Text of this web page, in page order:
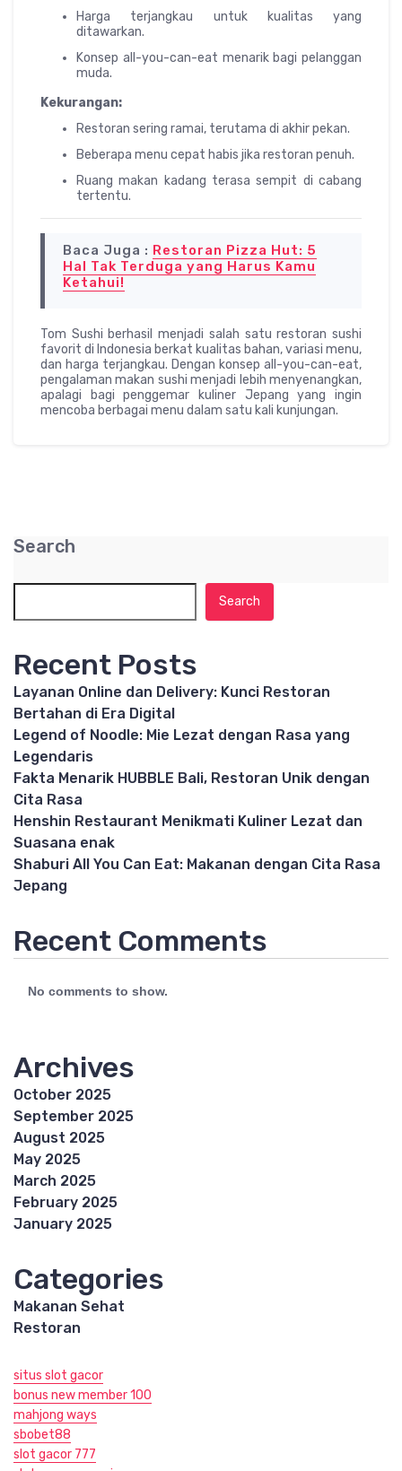
Harga terjangkau untuk kualitas yang
ditawarkan.
Konsep all-you-can-eat menarik bagi pelanggan
muda.
Kekurangan:
Restoran sering ramai, terutama di akhir pekan.
Beberapa menu cepat habis jika restoran penuh.
Ruang makan kadang terasa sempit di cabang
tertentu.
Baca Juga : Restoran Pizza Hut: 5
Hal Tak Terduga yang Harus Kamu
Ketahui!
Tom Sushi berhasil menjadi salah satu restoran sushi
favorit di Indonesia berkat kualitas bahan, variasi menu,
dan harga terjangkau. Dengan konsep all-you-can-eat,
pengalaman makan sushi menjadi lebih menyenangkan,
apalagi bagi penggemar kuliner Jepang yang ingin
mencoba berbagai menu dalam satu kali kunjungan.
Search
Search
Recent Posts
Layanan Online dan Delivery: Kunci Restoran
Bertahan di Era Digital
Legend of Noodle: Mie Lezat dengan Rasa yang
Legendaris
Fakta Menarik HUBBLE Bali, Restoran Unik dengan
Cita Rasa
Henshin Restaurant Menikmati Kuliner Lezat dan
Suasana enak
Shaburi All You Can Eat: Makanan dengan Cita Rasa
Jepang
Recent Comments
No comments to show.
Archives
October 2025
September 2025
August 2025
May 2025
March 2025
February 2025
January 2025
Categories
Makanan Sehat
Restoran
situs slot gacor
bonus new member 100
mahjong ways
sbobet88
slot gacor 777